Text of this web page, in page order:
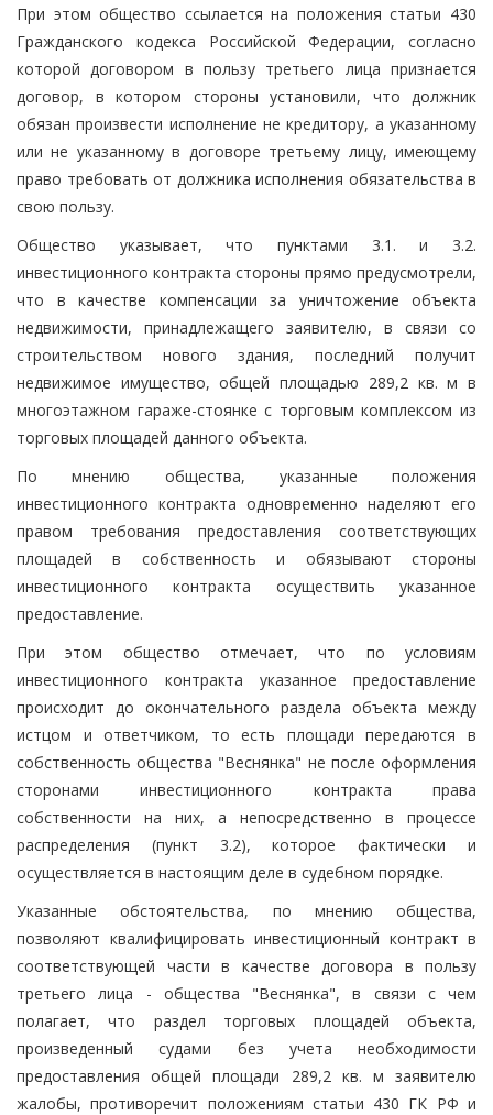
При этом общество ссылается на положения статьи 430
Гражданского кодекса Российской Федерации, согласно
которой договором в пользу третьего лица признается
договор, в котором стороны установили, что должник
обязан произвести исполнение не кредитору, а указанному
или не указанному в договоре третьему лицу, имеющему
право требовать от должника исполнения обязательства в
свою пользу.
Общество указывает, что пунктами 3.1. и 3.2.
инвестиционного контракта стороны прямо предусмотрели,
что в качестве компенсации за уничтожение объекта
недвижимости, принадлежащего заявителю, в связи со
строительством нового здания, последний получит
недвижимое имущество, общей площадью 289,2 кв. м в
многоэтажном гараже-стоянке с торговым комплексом из
торговых площадей данного объекта.
По мнению общества, указанные положения
инвестиционного контракта одновременно наделяют его
правом требования предоставления соответствующих
площадей в собственность и обязывают стороны
инвестиционного контракта осуществить указанное
предоставление.
При этом общество отмечает, что по условиям
инвестиционного контракта указанное предоставление
происходит до окончательного раздела объекта между
истцом и ответчиком, то есть площади передаются в
собственность общества "Веснянка" не после оформления
сторонами инвестиционного контракта права
собственности на них, а непосредственно в процессе
распределения (пункт 3.2), которое фактически и
осуществляется в настоящим деле в судебном порядке.
Указанные обстоятельства, по мнению общества,
позволяют квалифицировать инвестиционный контракт в
соответствующей части в качестве договора в пользу
третьего лица - общества "Веснянка", в связи с чем
полагает, что раздел торговых площадей объекта,
произведенный судами без учета необходимости
предоставления общей площади 289,2 кв. м заявителю
жалобы, противоречит положениям статьи 430 ГК РФ и